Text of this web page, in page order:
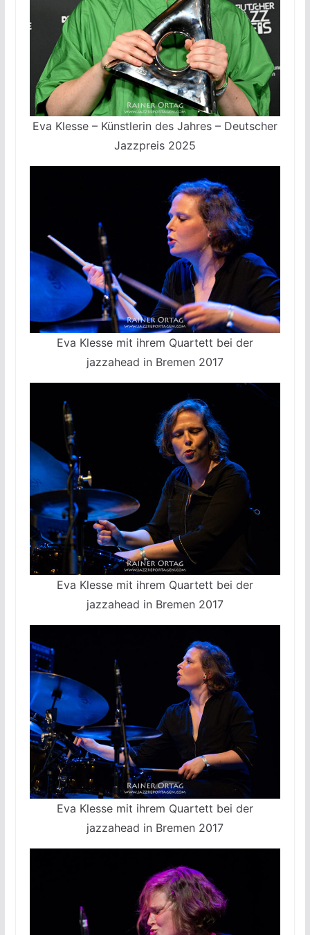
Eva Klesse – Künstlerin des Jahres – Deutscher
Jazzpreis 2025
Eva Klesse mit ihrem Quartett bei der
jazzahead in Bremen 2017
Eva Klesse mit ihrem Quartett bei der
jazzahead in Bremen 2017
Eva Klesse mit ihrem Quartett bei der
jazzahead in Bremen 2017